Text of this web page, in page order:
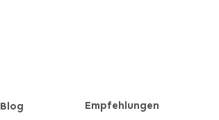
Blog Empfehlungen